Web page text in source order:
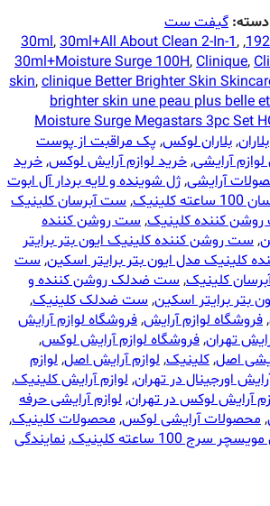
دسته: گیفت ست
,
30ml,30ml+All About Clean 2-In-1,
30ml+Moisture Surge 100H,Clinique,
skin,clinique Better Brighter Skin
brighter skin une peau plus belle
Moisture Surge Megastars 3pc Set
بلاران,بلاران لوکس,پک مراقبت از پوست
آرایشی,خرید لوازم آرایش لوکس,خرید
آرایشی,ژل شوینده و لایه بردار آل ابوت
کلینیک ,ست آبرسان کلینیک
کننده کلینیک,ست روشن کننده
,ست روشن کننده کلینیک ایون بتر برایتر
کلینیک مدل ایون بتر برایتر اسکین,ست
کلینیک,ست ضدلک روشن کننده و
بتر برایتر اسکین,ست ضدلک کلینیک,
,فروشگاه لوازم آرایش,فروشگاه لوازم آرایش
تهران,فروشگاه لوازم آرایش لوکس,
اصل,کلینیک,لوازم آرایش اصل,لوازم
اورجینال در تهران,لوازم آرایش کلینیک,
آرایش لوکس در تهران,لوازم آرایشی حرفه
,محصولات آرایشی لوکس,محصولات کلینیک,
100 ساعته کلینیک
,نمایندگی